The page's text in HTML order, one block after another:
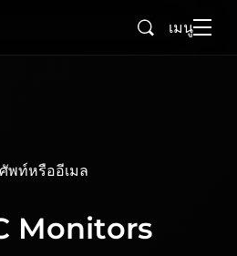
ค้นหาเมนู
พท์หรืออีเมล
Monitors